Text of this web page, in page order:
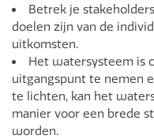
Betrek je
doelen zijn van de
uitkomsten.
Het watersysteem is
uitgangspunt te nemen
te lichten, kan het
manier voor een brede
worden.